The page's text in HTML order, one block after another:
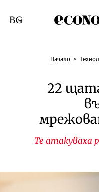
Смяна на език
Начало
22
Те атакуваха